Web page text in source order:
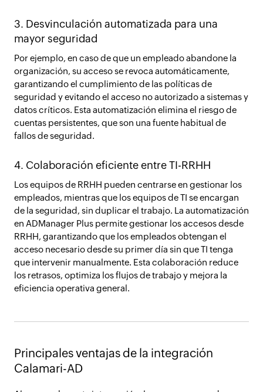
3. Desvinculación automatizada para una
mayor seguridad
Por ejemplo, en caso de que un empleado abandone la
organización, su acceso se revoca automáticamente,
garantizando el cumplimiento de las políticas de
seguridad y evitando el acceso no autorizado a sistemas y
datos críticos. Esta automatización elimina el riesgo de
cuentas persistentes, que son una fuente habitual de
fallos de seguridad.
4. Colaboración eficiente entre TI-RRHH
Los equipos de RRHH pueden centrarse en gestionar los
empleados, mientras que los equipos de TI se encargan
de la seguridad, sin duplicar el trabajo. La automatización
en ADManager Plus permite gestionar los accesos desde
RRHH, garantizando que los empleados obtengan el
acceso necesario desde su primer día sin que TI tenga
que intervenir manualmente. Esta colaboración reduce
los retrasos, optimiza los flujos de trabajo y mejora la
eficiencia operativa general.
Principales ventajas de la integración
Calamari-AD